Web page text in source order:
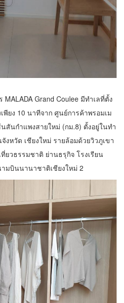
Grand Coulee มีทําเลที่ตั้ง
พียง 10 นาทีจาก ศูนย์การค้าพรอมเม
สันกําแพงสายใหม่ (กม.8) ตั้งอยู่ในทํา
งหวัด เชียงใหม่ รายล้อมด้วยวิวภูเขา
วธรรมชาติ ย่านธรุกิจ โรงเรียน
มบินนานาชาติเชียงใหม่ 2